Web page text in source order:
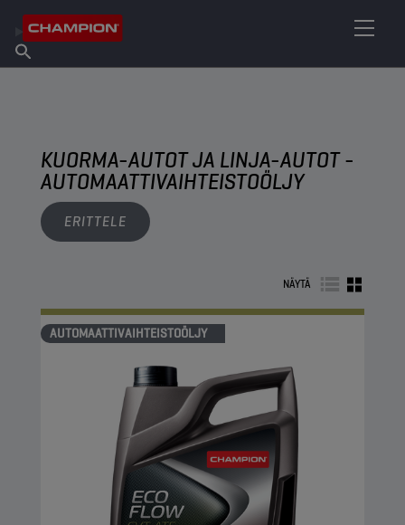
Tietoa Championista
Etsi myyntipiste
KUORMA-AUTOT JA LINJA-AUTOT -
AUTOMAATTIVAIHTEISTOÖLJY
ERITTELE
NÄYTÄ
AUTOMAATTIVAIHTEISTOÖLJY